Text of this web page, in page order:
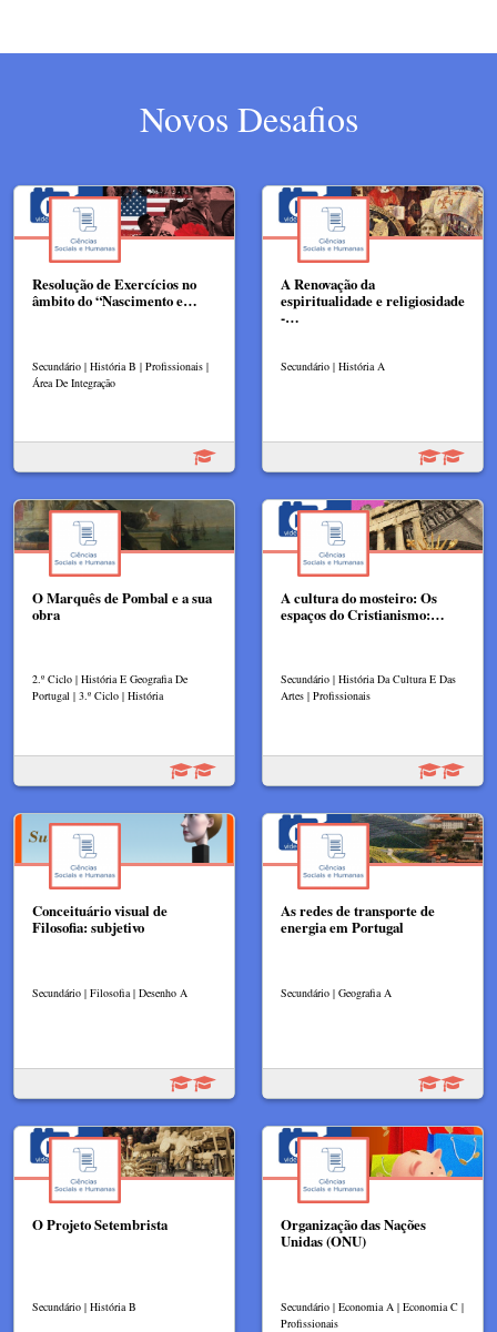
Novos Desafios
Resolução de Exercícios no
âmbito do “Nascimento e…
Secundário | História B | Profissionais |
Área De Integração
A Renovação da
espiritualidade e religiosidade
-…
Secundário | História A
O Marquês de Pombal e a sua
obra
2.º Ciclo | História E Geografia De
Portugal | 3.º Ciclo | História
A cultura do mosteiro: Os
espaços do Cristianismo:…
Secundário | História Da Cultura E Das
Artes | Profissionais
Conceituário visual de
Filosofia: subjetivo
Secundário | Filosofia | Desenho A
As redes de transporte de
energia em Portugal
Secundário | Geografia A
O Projeto Setembrista
Secundário | História B
Organização das Nações
Unidas (ONU)
Secundário | Economia A | Economia C |
Profissionais